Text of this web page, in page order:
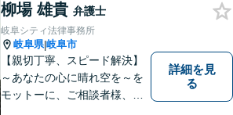
はじめとする民事事件に対応
してきました。お気軽にお電
話ください【駐車場完備】
柳場 雄貴 弁護士
岐阜シティ法律事務所
岐阜県|岐阜市
【親切丁寧、スピード解決】
～あなたの心に晴れ空を～を
モットーに、ご相談者様、依
詳細を見
る